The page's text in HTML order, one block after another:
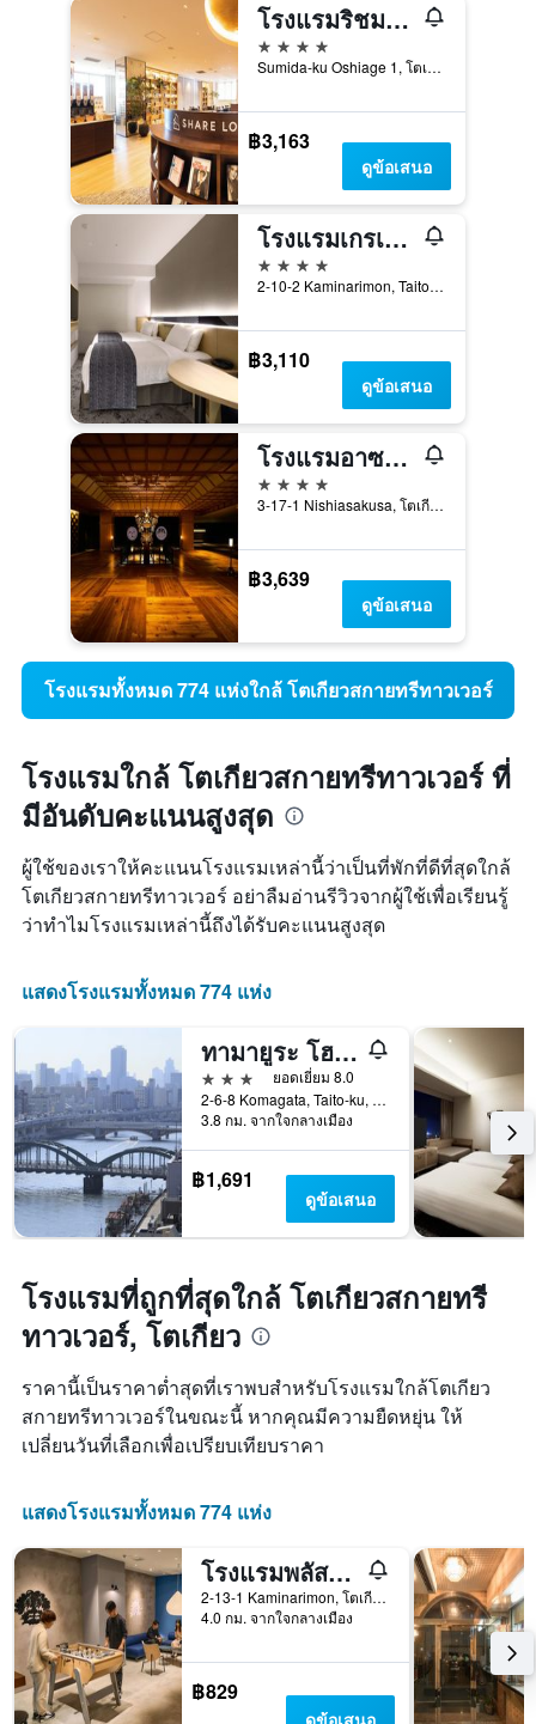
โรงแรมริชมอนด์ พรีเมียร์ โตเกียว สโคลส์
4 ดาว
Sumida-ku Oshiage 1, โตเกียว, ญี่ปุ่น
฿3,163
ดูข้อเสนอ
โรงแรมเกรเซอรี่ อาซากุสะ
4 ดาว
2-10-2 Kaminarimon, Taito, โตเกียว, ญี่ปุ่น
฿3,110
ดูข้อเสนอ
โรงแรมอาซากุสะวิว
4 ดาว
3-17-1 Nishiasakusa, โตเกียว, ญี่ปุ่น
฿3,639
ดูข้อเสนอ
โรงแรมทั้งหมด 774 แห่งใกล้ โตเกียวสกายทรีทาวเวอร์
โรงแรมใกล้ โตเกียวสกายทรีทาวเวอร์ ที่
มีอันดับคะแนนสูงสุด
ผู้ใช้ของเราให้คะแนนโรงแรมเหล่านี้ว่าเป็นที่พักที่ดีที่สุดใกล้
โตเกียวสกายทรีทาวเวอร์ อย่าลืมอ่านรีวิวจากผู้ใช้เพื่อเรียนรู้
ว่าทำไมโรงแรมเหล่านี้ถึงได้รับคะแนนสูงสุด
แสดงโรงแรมทั้งหมด 774 แห่ง
ทามายูระ โฮเทล อาซากุสะ
3 ดาว
ยอดเยี่ยม 8.0
2-6-8 Komagata, Taito-ku, โตเกียว, ญี่ปุ่น
3.8 กม. จากใจกลางเมือง
฿1,691
ดูข้อเสนอ
โรงแรมที่ถูกที่สุดใกล้ โตเกียวสกายทรี
ทาวเวอร์, โตเกียว
ราคานี้เป็นราคาต่ำสุดที่เราพบสำหรับโรงแรมใกล้โตเกียว
สกายทรีทาวเวอร์ในขณะนี้ หากคุณมีความยืดหยุ่น ให้
เปลี่ยนวันที่เลือกเพื่อเปรียบเทียบราคา
แสดงโรงแรมทั้งหมด 774 แห่ง
โรงแรมพลัสโฮสเทล โตเกียว อะซาคุสะ 1
2-13-1 Kaminarimon, โตเกียว, ญี่ปุ่น
4.0 กม. จากใจกลางเมือง
฿829